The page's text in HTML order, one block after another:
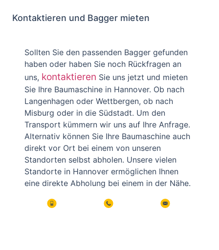
Kontaktieren und Bagger mieten
Sollten Sie den passenden Bagger gefunden
haben oder haben Sie noch Rückfragen an
uns, kontaktieren Sie uns jetzt und mieten
Sie Ihre Baumaschine in Hannover. Ob nach
Langenhagen oder Wettbergen, ob nach
Misburg oder in die Südstadt. Um den
Transport kümmern wir uns auf Ihre Anfrage.
Alternativ können Sie Ihre Baumaschine auch
direkt vor Ort bei einem von unseren
Standorten selbst abholen. Unsere vielen
Standorte in Hannover ermöglichen Ihnen
eine direkte Abholung bei einem in der Nähe.